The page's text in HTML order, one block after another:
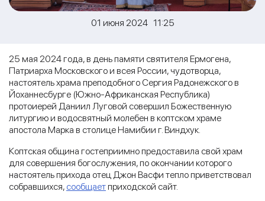
01 июня 2024 11:25
25 мая 2024 года, в день памяти святителя Ермогена,
Патриарха Московского и всея России, чудотворца,
настоятель храма преподобного Сергия Радонежского в
Йоханнесбурге (Южно-Африканская Республика)
протоиерей Даниил Луговой совершил Божественную
литургию и водосвятный молебен в коптском храме
апостола Марка в столице Намибии г. Виндхук.
Коптская община гостеприимно предоставила свой храм
для совершения богослужения, по окончании которого
настоятель прихода отец Джон Васфи тепло приветствовал
собравшихся, сообщаетприходской сайт.